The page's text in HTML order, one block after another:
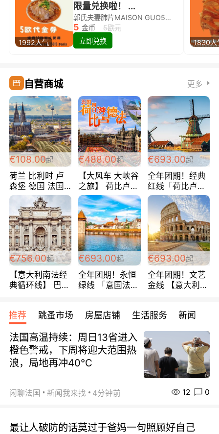
1992人气
限量兑换啦！ ...
郭氏夫妻肺片MAISON GUO5欧代金券限量兑换啦！
5 金币
5欧元
立即兑换
1830人
自营商城 更多
€108.00起
荷兰 比利时 卢
森堡 德国 法国
超爽玩遍西欧 循
环线 全程四星宾
馆 108欧/人/天
€488.00起
【大风车 大峡谷
之旅】 荷比卢德
法 巴黎上下 经
典五国四日游
488欧/人
€693.00起
全年团期！经典
红线「荷比卢德
法」七天循环 五
国 仅售99欧/人/
天！巴黎上下！
包拼房~
€756.00起
【意大利南法经
典循环线】 巴黎
宾馆 108欧/天起
全程756欧/位
€693.00起
全年团期！永恒
绿线 「意国法
欧/天起 ~包拼房
€693.00起
全年团期！文艺
金线 【意大利一
每周铁发！
推荐 跳蚤市场 房屋店铺 生活服务 新闻
法国高温持续：周日13省进入
橙色警戒，下周将迎大范围热
浪，局地再冲40℃
闲聊法国 新闻我来找 4分钟前 12 0
最让人破防的话莫过于爸妈一句照顾好自己